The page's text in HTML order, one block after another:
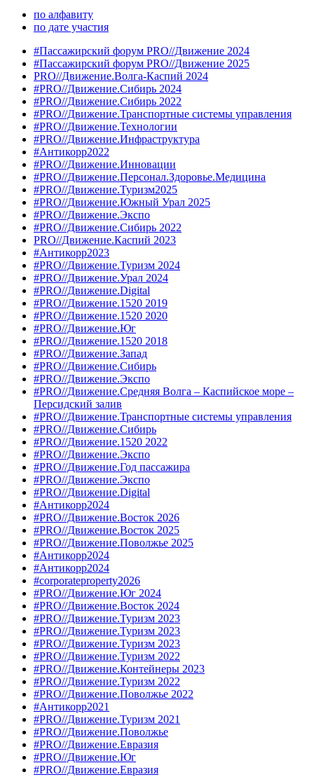
по алфавиту
по дате участия
#Пассажирский форум PRO//Движение 2024
#Пассажирский форум PRO//Движение 2025
PRO//Движение.Волга-Каспий 2024
#PRO//Движение.Сибирь 2024
#PRO//Движение.Сибирь 2022
#PRO//Движение.Транспортные системы управления
#PRO//Движение.Технологии
#PRO//Движение.Инфраструктура
#Антикорр2022
#PRO//Движение.Инновации
#PRO//Движение.Персонал.Здоровье.Медицина
#PRO//Движение.Туризм2025
#PRO//Движение.Южный Урал 2025
#PRO//Движение.Экспо
#PRO//Движение.Сибирь 2022
PRO//Движение.Каспий 2023
#Антикорр2023
#PRO//Движение.Туризм 2024
#PRO//Движение.Урал 2024
#PRO//Движение.Digital
#PRO//Движение.1520 2019
#PRO//Движение.1520 2020
#PRO//Движение.Юг
#PRO//Движение.1520 2018
#PRO//Движение.Запад
#PRO//Движение.Сибирь
#PRO//Движение.Экспо
#PRO//Движение.Средняя Волга – Каспийское море –
Персидский залив
#PRO//Движение.Транспортные системы управления
#PRO//Движение.Сибирь
#PRO//Движение.1520 2022
#PRO//Движение.Экспо
#PRO//Движение.Год пассажира
#PRO//Движение.Экспо
#PRO//Движение.Digital
#Антикорр2024
#PRO//Движение.Восток 2026
#PRO//Движение.Восток 2025
#PRO//Движение.Поволжье 2025
#Антикорр2024
#Антикорр2024
#corporateproperty2026
#PRO//Движение.Юг 2024
#PRO//Движение.Восток 2024
#PRO//Движение.Туризм 2023
#PRO//Движение.Туризм 2023
#PRO//Движение.Туризм 2023
#PRO//Движение.Туризм 2022
#PRO//Движение.Контейнеры 2023
#PRO//Движение.Туризм 2022
#PRO//Движение.Поволжье 2022
#Антикорр2021
#PRO//Движение.Туризм 2021
#PRO//Движение.Поволжье
#PRO//Движение.Евразия
#PRO//Движение.Юг
#PRO//Движение.Евразия